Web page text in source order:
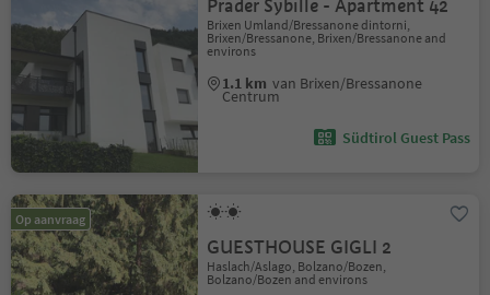
Prader Sybille - Apartment 42
Brixen Umland/Bressanone dintorni,
Brixen/Bressanone, Brixen/Bressanone and
environs
1.1 km van Brixen/Bressanone
Centrum
Südtirol Guest Pass
Op aanvraag
GUESTHOUSE GIGLI 2
Haslach/Aslago, Bolzano/Bozen,
Bolzano/Bozen and environs